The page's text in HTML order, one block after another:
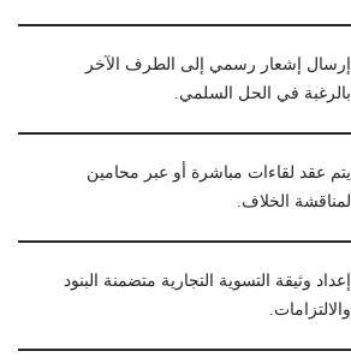
إرسال إشعار رسمي إلى الطرف الآخر
بالرغبة في الحل السلمي.
يتم عقد لقاءات مباشرة أو عبر محامين
لمناقشة الخلاف.
إعداد وثيقة التسوية التجارية متضمنة البنود
والالتزامات.